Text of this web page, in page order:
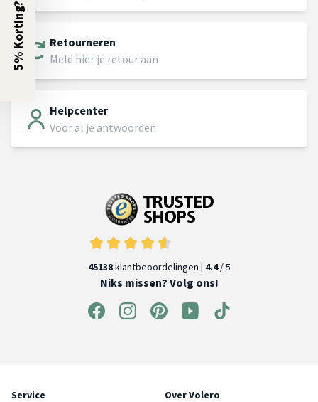
Retourneren
Meld hier je retour aan
Helpcenter
Voor al je antwoorden
45138klantbeoordelingen | 4.4/ 5
Niks missen? Volg ons!
Service Over Volero
5% Korting?